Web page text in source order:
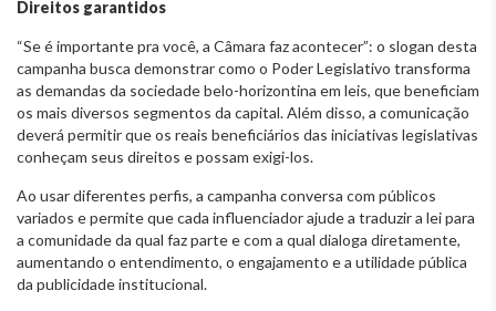
Direitos garantidos
“Se é importante pra você, a Câmara faz acontecer”: o slogan desta
campanha busca demonstrar como o Poder Legislativo transforma
as demandas da sociedade belo-horizontina em leis, que beneficiam
os mais diversos segmentos da capital. Além disso, a comunicação
deverá permitir que os reais beneficiários das iniciativas legislativas
conheçam seus direitos e possam exigi-los.
Ao usar diferentes perfis, a campanha conversa com públicos
variados e permite que cada influenciador ajude a traduzir a lei para
a comunidade da qual faz parte e com a qual dialoga diretamente,
aumentando o entendimento, o engajamento e a utilidade pública
da publicidade institucional.